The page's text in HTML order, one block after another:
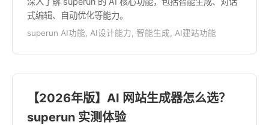
式编辑、自动优化等能力。
superun AI功能, AI设计能力, 智能生成, AI建站功能
【2026年版】AI 网站生成器怎么选？
superun 实测体验